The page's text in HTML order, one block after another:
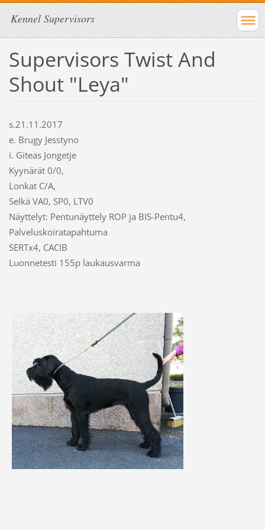
Kennel Supervisors
Supervisors Twist And
Shout "Leya"
s.21.11.2017
e. Brugy Jesstyno
i. Giteas Jongetje
Kyynärät 0/0,
Lonkat C/A,
Selkä VA0, SP0, LTV0
Näyttelyt: Pentunäyttely ROP ja BIS-Pentu4,
Palveluskoiratapahtuma
SERTx4, CACIB
Luonnetesti 155p laukausvarma